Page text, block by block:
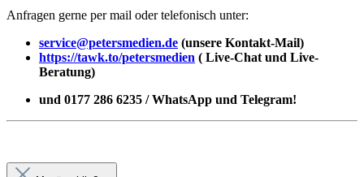
Anfragen gerne per mail oder telefonisch unter:
service@petersmedien.de (unsere Kontakt-Mail)
https://tawk.to/petersmedien ( Live-Chat und Live-
Beratung)
und 0177 286 6235 / WhatsApp und Telegram!